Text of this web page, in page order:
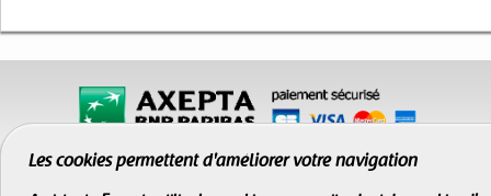
Les cookies permettent d'améliorer votre navigation